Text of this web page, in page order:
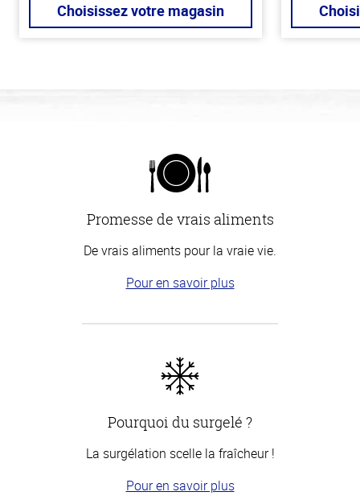
Choisissez votre magasin
Promesse de vrais aliments
De vrais aliments pour la vraie vie.
Pour en savoir plus
Pourquoi du surgelé ?
La surgélation scelle la fraîcheur !
Pour en savoir plus